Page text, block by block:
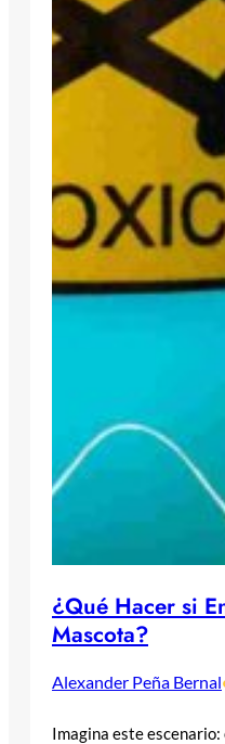
¿Qué Hacer si
Mascota?
Alexander Peña Bernal
Imagina este